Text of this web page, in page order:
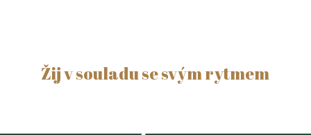
Žij v souladu se svým rytmem